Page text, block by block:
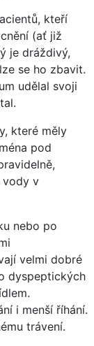
kteří
(ať již
je dráždivý,
se ho zbavit.
udělal svoji
které měly
pod
vody v
nebo po
velmi dobré
dyspeptických
i menší říhání.
trávení.